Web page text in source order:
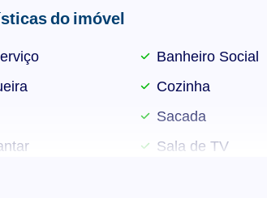
presença e lâmpadas de baixo
para abastecimento de veículos
é um grande diferencial, com
do imóvel
Banheiro Social
Cozinha
Sacada
Sala de TV